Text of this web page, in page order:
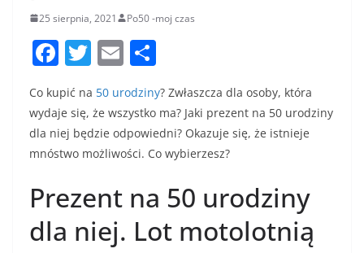
25 sierpnia, 2021 Po50 -moj czas
F
a
c
e
b
o
k
T
itt
er
E
m
ai
l
ar
e
Co kupić na 50 urodziny? Zwłaszcza dla osoby, która
wydaje się, że wszystko ma? Jaki prezent na 50 urodziny
dla niej będzie odpowiedni? Okazuje się, że istnieje
mnóstwo możliwości. Co wybierzesz?
Prezent na 50 urodziny
dla niej. Lot motolotnią